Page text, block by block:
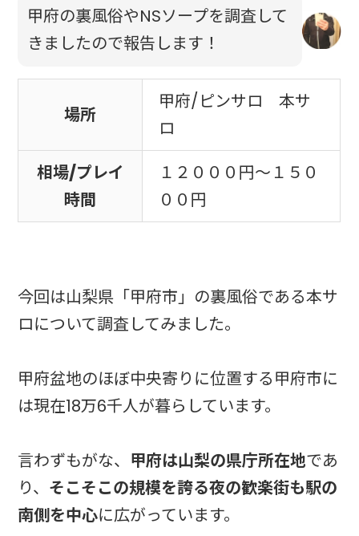
甲府の裏風俗やNSソープを調査して
きましたので報告します！
場所
甲府/ピンサロ 本サ
ロ
相場/プレイ
時間
１２０００円～１５０
００円
今回は山梨県「甲府市」の裏風俗である本サ
ロについて調査してみました。
甲府盆地のほぼ中央寄りに位置する甲府市に
は現在18万6千人が暮らしています。
言わずもがな、 甲府は山梨の県庁所在地であ
り、 そこそこの規模を誇る夜の歓楽街も駅の
南側を中心に広がっています。